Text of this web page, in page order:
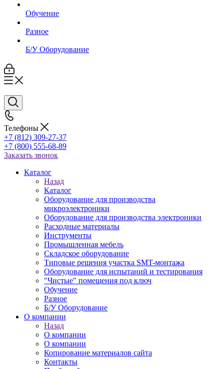
Обучение
Разное
Б/У Оборудование
Телефоны
+7 (812) 309-27-37
+7 (800) 555-68-89
Заказать звонок
Каталог
Назад
Каталог
Оборудование для производства
микроэлектроники
Оборудование для производства электроники
Расходные материалы
Инструменты
Промышленная мебель
Складское оборудование
Типовые решения участка SMT-монтажа
Оборудование для испытаний и тестирования
"Чистые" помещения под ключ
Обучение
Разное
Б/У Оборудование
О компании
Назад
О компании
О компании
Копирование материалов сайта
Контакты